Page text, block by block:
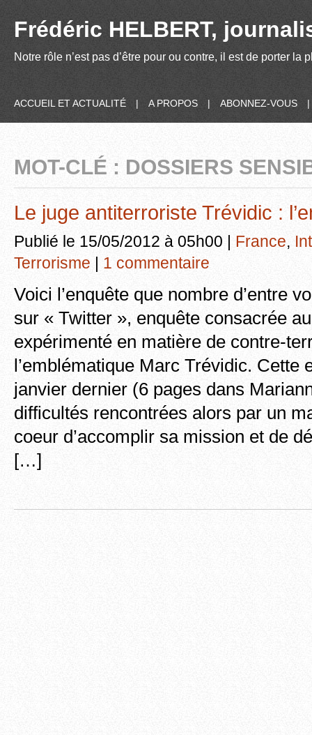
Frédéric HELBERT,
Notre rôle n’est pas d’être pour ou contre, il est de porter
ACCUEIL ET ACTUALITÉ | A PROPOS | ABONNEZ-VOUS |
MOT-CLÉ : DOSSIERS
Le juge antiterroriste Trévidic :
Publié le 15/05/2012 à 05h00 | France,
Terrorisme | 1 commentaire
Voici l’enquête que nombre d’entre
sur « Twitter », enquête consacrée
expérimenté en matière de contre-
l’emblématique Marc Trévidic. Cette
janvier dernier (6 pages dans
difficultés rencontrées alors par un
coeur d’accomplir sa mission et de
[…]